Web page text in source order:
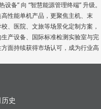
备” 向 “智慧能源管理终端” 升级。
性能单机产品，更聚焦主机、末
、医院、文旅等场景化定制方案，
产设备、国际标准检测实验室与完
面持续获得市场认可，成为行业高
史